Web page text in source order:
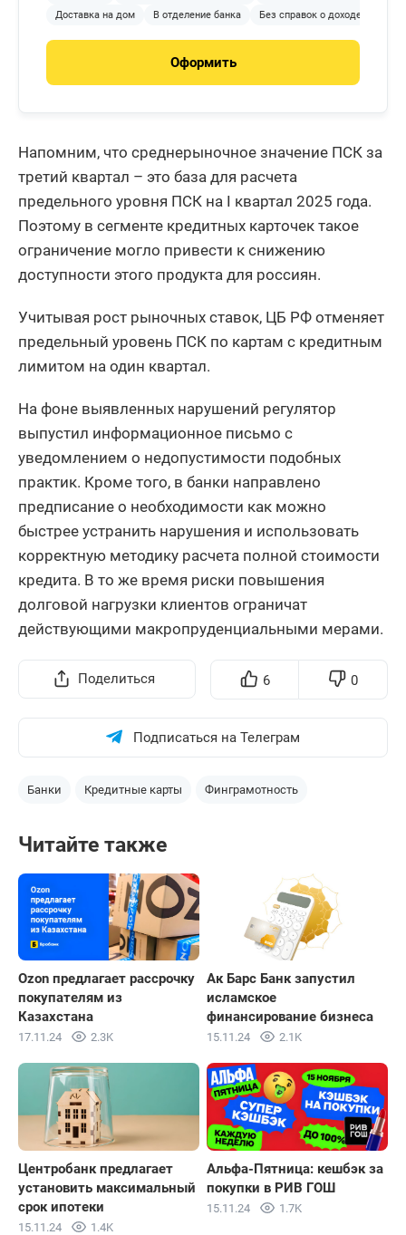
Доставка на дом В отделение банка Без справок о доходе
Оформить
Напомним, что среднерыночное значение ПСК за
третий квартал – это база для расчета
предельного уровня ПСК на I квартал 2025 года.
Поэтому в сегменте кредитных карточек такое
ограничение могло привести к снижению
доступности этого продукта для россиян.
Учитывая рост рыночных ставок, ЦБ РФ отменяет
предельный уровень ПСК по картам с кредитным
лимитом на один квартал.
На фоне выявленных нарушений регулятор
выпустил информационное письмо с
уведомлением о недопустимости подобных
практик. Кроме того, в банки направлено
предписание о необходимости как можно
быстрее устранить нарушения и использовать
корректную методику расчета полной стоимости
кредита. В то же время риски повышения
долговой нагрузки клиентов ограничат
действующими макропруденциальными мерами.
Поделиться 6 0
Подписаться на Телеграм
Банки Кредитные карты Финграмотность
Читайте также
Ozon предлагает рассрочку
покупателям из
Казахстана
17.11.24 2.3K
Ак Барс Банк запустил
исламское
финансирование бизнеса
15.11.24 2.1K
Центробанк предлагает
установить максимальный
срок ипотеки
15.11.24 1.4K
Альфа-Пятница: кешбэк за
покупки в РИВ ГОШ
15.11.24 1.7K